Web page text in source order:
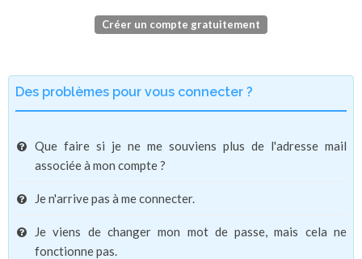
Créer un compte gratuitement
Des problèmes pour vous connecter ?
Que faire si je ne me souviens plus de l'adresse mail
associée à mon compte ?
Je n'arrive pas à me connecter.
Je viens de changer mon mot de passe, mais cela ne
fonctionne pas.